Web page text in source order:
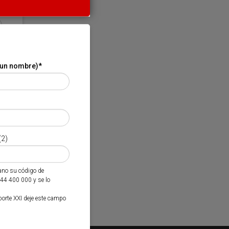
nombre)*
su código de
400 000 y se lo
XXI deje este campo